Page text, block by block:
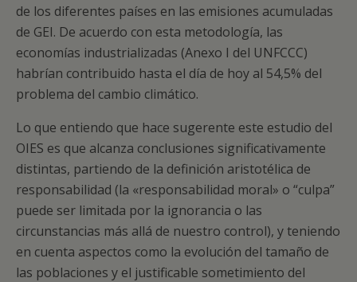
de los diferentes países en las emisiones acumuladas
de GEI. De acuerdo con esta metodología, las
economías industrializadas (Anexo I del UNFCCC)
habrían contribuido hasta el día de hoy al 54,5% del
problema del cambio climático.
Lo que entiendo que hace sugerente este estudio del
OIES es que alcanza conclusiones significativamente
distintas, partiendo de la definición aristotélica de
responsabilidad (la «responsabilidad moral» o “culpa”
puede ser limitada por la ignorancia o las
circunstancias más allá de nuestro control), y teniendo
en cuenta aspectos como la evolución del tamaño de
las poblaciones y el justificable sometimiento del